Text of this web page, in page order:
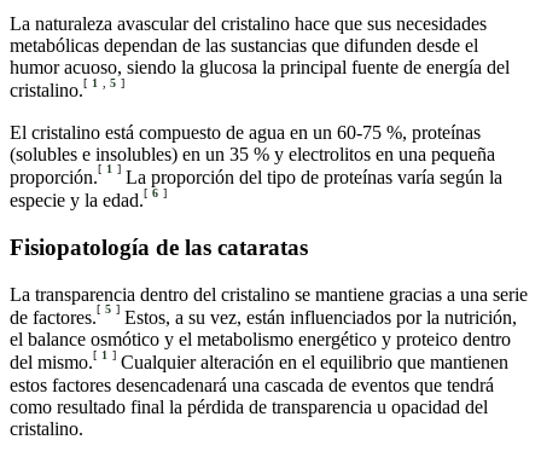
La naturaleza avascular del cristalino hace que sus necesidades
metabólicas dependan de las sustancias que difunden desde el
humor acuoso, siendo la glucosa la principal fuente de energía del
cristalino.[ 1 5 ]
El cristalino está compuesto de agua en un 60-75 %, proteínas
(solubles e insolubles) en un 35 % y electrolitos en una pequeña
proporción.[ 1 ] La proporción del tipo de proteínas varía según la
especie y la edad.[ 6 ]
Fisiopatología de las cataratas
La transparencia dentro del cristalino se mantiene gracias a una serie
de factores.[ 5 ] Estos, a su vez, están influenciados por la nutrición,
el balance osmótico y el metabolismo energético y proteico dentro
del mismo.[ 1 ] Cualquier alteración en el equilibrio que mantienen
estos factores desencadenará una cascada de eventos que tendrá
como resultado final la pérdida de transparencia u opacidad del
cristalino.